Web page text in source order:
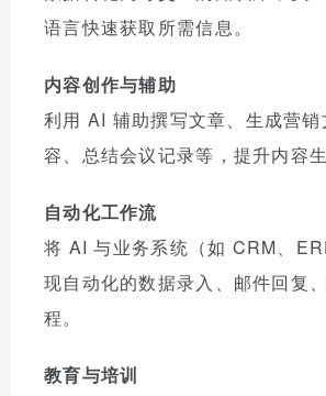
语言快速获取所需信息。
内容创作与辅助
利用 AI 辅助撰写文章、生成营销
容、总结会议记录等，提升内容生
自动化工作流
将 AI 与业务系统（如 CRM、
现自动化的数据录入、邮件回复
程。
教育与培训